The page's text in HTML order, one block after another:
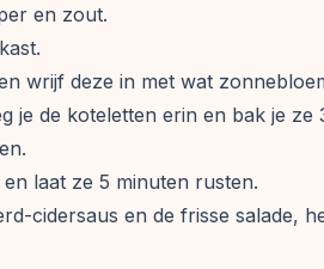
en zout.
wrijf deze in met wat
je de koteletten erin en bak je
laat ze 5 minuten rusten.
cidersaus en de frisse salade,